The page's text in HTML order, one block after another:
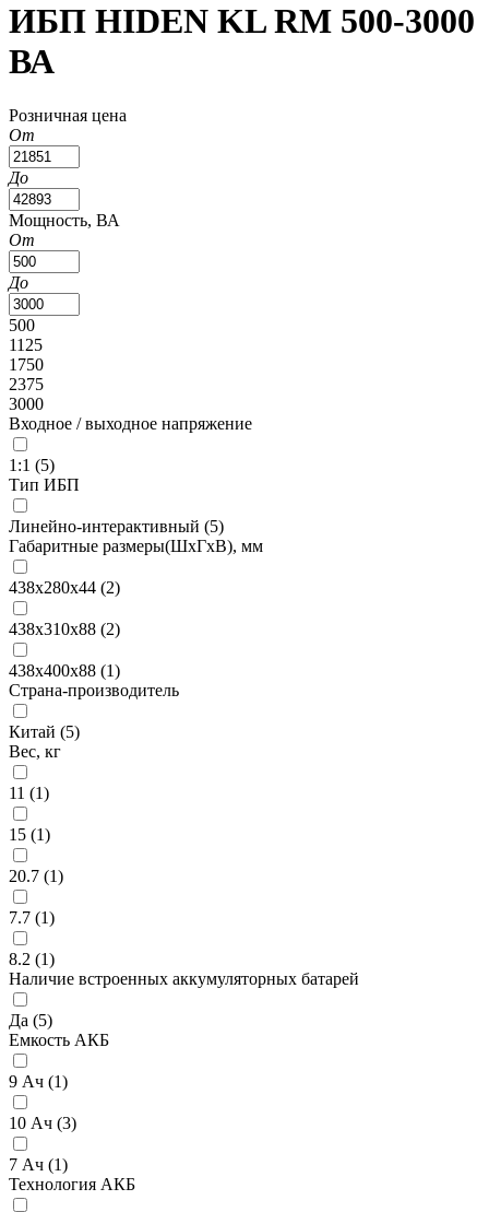
ИБП HIDEN KL RM 500-3000
ВА
Розничная цена
От
До
Мощность, ВА
От
До
500
1125
1750
2375
3000
Входное / выходное напряжение
1:1 (5)
Тип ИБП
Линейно-интерактивный (5)
Габаритные размеры(ШxГxВ), мм
438x280х44 (2)
438x310х88 (2)
438x400х88 (1)
Страна-производитель
Китай (5)
Вес, кг
11 (1)
15 (1)
20.7 (1)
7.7 (1)
8.2 (1)
Наличие встроенных аккумуляторных батарей
Да (5)
Емкость АКБ
9 Ач (1)
10 Ач (3)
7 Ач (1)
Технология АКБ